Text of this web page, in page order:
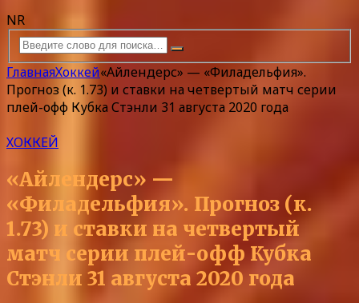
NR
ГлавнаяХоккей«Айлендерс» — «Филадельфия».
Прогноз (к. 1.73) и ставки на четвертый матч серии
плей-офф Кубка Стэнли 31 августа 2020 года
ХОККЕЙ
«Айлендерс» —
«Филадельфия». Прогноз (к.
1.73) и ставки на четвертый
матч серии плей-офф Кубка
Стэнли 31 августа 2020 года